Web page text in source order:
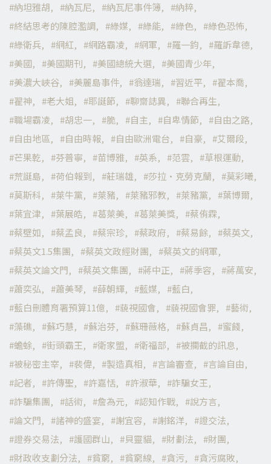
納坦雅胡
納瓦尼 納瓦尼事件簿
納粹
終結思考的陳腔濫調
綠媒 綠能 綠色
綠色恐怖
綠衛兵
網紅 網路霸凌 網軍 羅一鈞
羅訴韋德
美國
美國期刊 美國總統大選
美國青少年
美濃大峽谷
美麗島事件 翁達瑞 習近平
翟本喬
翟神
老大姐 耶誕節 聊齋誌異
聯合再生
職場霸凌
胡忠一 脆 自主 自卑情節
自由之路
自由地區
自由時報 自由歐洲電台 自豪
艾爾段
芒果乾
芬普寧 苗博雅 英系 范雲
草根運動
荒誕島
荷伯報到 莊瑞雄 莎拉·克勞克蘭
莫彩曦
莫斯科
萊牛黨 萊豬 萊豬邪教 萊豬黨
葉博爾
葉宜津
葉展皓 葛萊美 葛萊美獎
蔡侑霖
蔡壁如
蔡孟良 蔡宗珍 蔡政府 蔡易餘
蔡英文
蔡英文1.5集團
蔡英文政經財團
蔡英文的網軍
蔡英文論文門
蔡英文集團 蔣中正 蔣季容
蔣萬安
蕭奕弘
蕭美琴 薛朝輝 藍媒
藍白
藍白刪體育署預算11億
藐視國會 藐視國會罪
藝術
藻礁
蘇巧慧 蘇治芬 蘇珊薇格 蘇貞昌
蜜餞
蟾蜍
街頭霸王 衛家盟 衛福部
被攔截的訊息
被秘密主宰
裴偉 製造真相 言論審查
言論自由
記者
許傳聖 許嘉恬 許淑華
詐騙女王
詐騙集團
話術 詹為元 認知作戰
說方言
論文門
諸神的盛宴 謝宜容 謝銘洋
證交法
證券交易法
護國群山 貝靈貓 財劃法
財團
財政收支劃分法
貧窮 貧窮線 貪污
貪污腐敗